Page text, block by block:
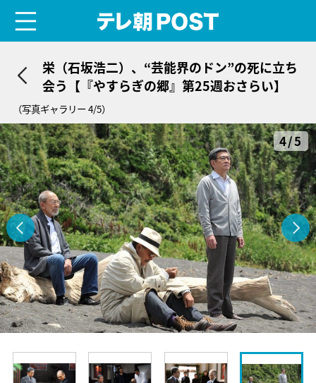
栄（石坂浩二）、“芸能界のドン”の死に立ち
会う【『やすらぎの郷』第25週おさらい】
（写真ギャラリー 4/5）
4/5